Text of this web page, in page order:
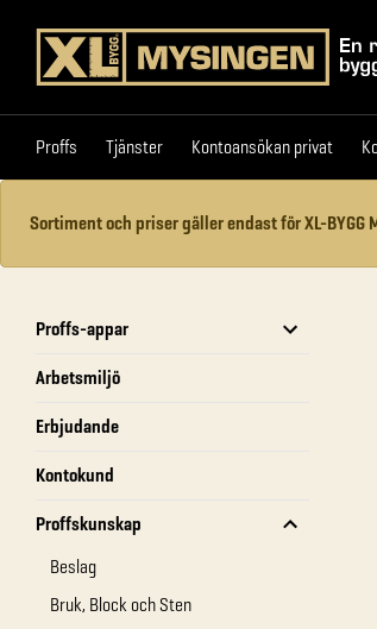
Proffs Tjänster Kontoansökan privat
Proffs Tjänster Kontoansökan
Sortiment och priser gäller endast för XL-BYGG
Proffs-appar
Arbetsmiljö
Erbjudande
Kontokund
Proffskunskap
Beslag
Bruk, Block och Sten